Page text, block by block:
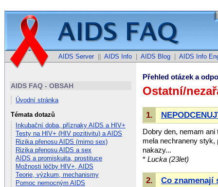
AIDS Server AIDS Info AIDS Blog AIDS Info
AIDS FAQ - OBSAH
Úvodní stránka
Témata dotazů
Inkubační doba, příznaky AIDS a HIV+
Testy na HIV+ (HIV pozitivitu) a AIDS
Rizika přenosu AIDS (mimo sex)
Rizika přenosu AIDS a sex
AIDS a promiskuita, prostituce
Možnosti léčby HIV+, AIDS
Teorie, výzkum, mechanismy
Pomoc nemocným AIDS
Přehled otázek a
Ostatní/
1.
Dobry den, nemam
mela nechraneny styk,
nakazy...
* Lucka (23let)
2. Co znamenají